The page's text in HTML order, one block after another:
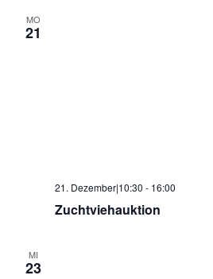
MO
21
21. Dezember|10:30 - 16:00
Zuchtviehauktion
MI
23